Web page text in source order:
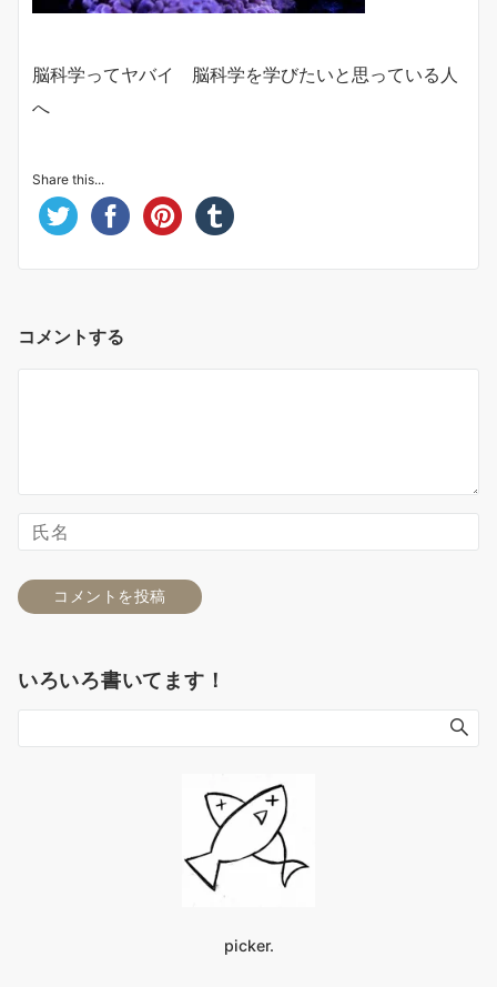
脳科学ってヤバイ 脳科学を学びたいと思っている人
へ
Share this...
コメントする
いろいろ書いてます！
picker.